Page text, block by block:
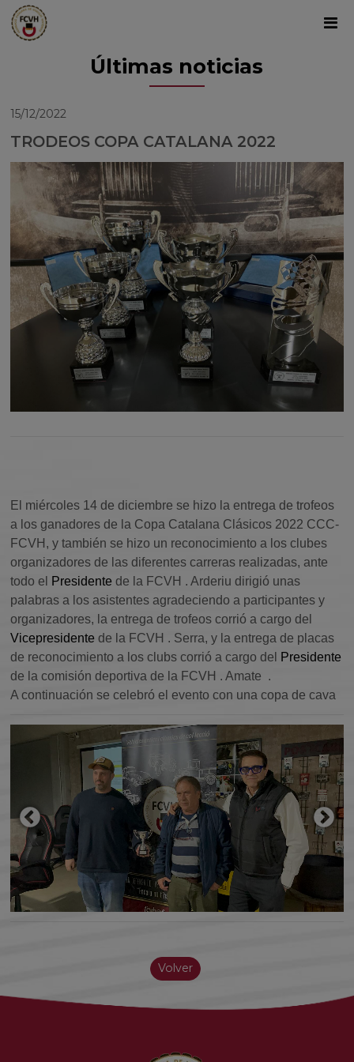
Últimas noticias
15/12/2022
TRODEOS COPA CATALANA 2022
El miércoles 14 de diciembre se hizo la entrega de trofeos
a los ganadores de la Copa Catalana Clásicos 2022 CCC-
FCVH, y también se hizo un reconocimiento a los clubes
organizadores de las diferentes carreras realizadas, ante
todo el
Presidente de la FCVH . Arderiu dirigió unas
palabras a los asistentes agradeciendo a participantes y
organizadores, la entrega de trofeos corrió a cargo del
Vicepresidente de la FCVH . Serra, y la entrega de placas
de reconocimiento a los clubs corrió a cargo del
Presidente
de la comisión deportiva de la FCVH .Amate .
A continuación se celebró el evento con una copa de cava
Volver